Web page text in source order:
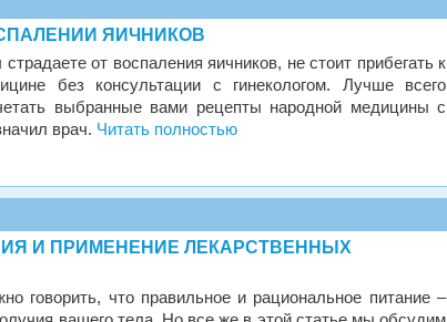
ЯИЧНИКОВ
от воспаления яичников, не стоит прибегать к
без консультации с гинекологом. Лучше всего
выбранные вами рецепты народной медицины с
врач. Читать полностью
И ПРИМЕНЕНИЕ ЛЕКАРСТВЕННЫХ
говорить, что правильное и рациональное питание –